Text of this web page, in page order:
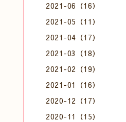
2021-06（16）
2021-05（11）
2021-04（17）
2021-03（18）
2021-02（19）
2021-01（16）
2020-12（17）
2020-11（15）